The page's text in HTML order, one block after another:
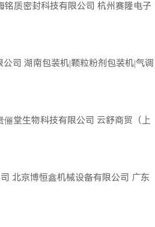
铭质密封科技有限公司 杭州赛隆电子
公司 湖南包装机|颗粒粉剂包装机|气调
俪堂生物科技有限公司 云舒商贸（上
北京博恒鑫机械设备有限公司 广东